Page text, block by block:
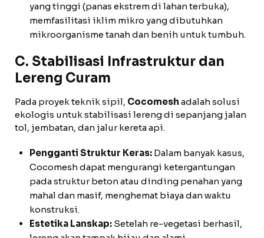
yang tinggi (panas ekstrem di lahan terbuka),
memfasilitasi iklim mikro yang dibutuhkan
mikroorganisme tanah dan benih untuk tumbuh.
C. Stabilisasi Infrastruktur dan
Lereng Curam
Pada proyek teknik sipil, Cocomesh adalah solusi
ekologis untuk stabilisasi lereng di sepanjang jalan
tol, jembatan, dan jalur kereta api.
Pengganti Struktur Keras: Dalam banyak kasus,
Cocomesh dapat mengurangi ketergantungan
pada struktur beton atau dinding penahan yang
mahal dan masif, menghemat biaya dan waktu
konstruksi.
Estetika Lanskap: Setelah re-vegetasi berhasil,